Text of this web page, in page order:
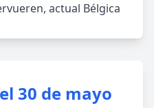
actual Bélgica
30 de mayo